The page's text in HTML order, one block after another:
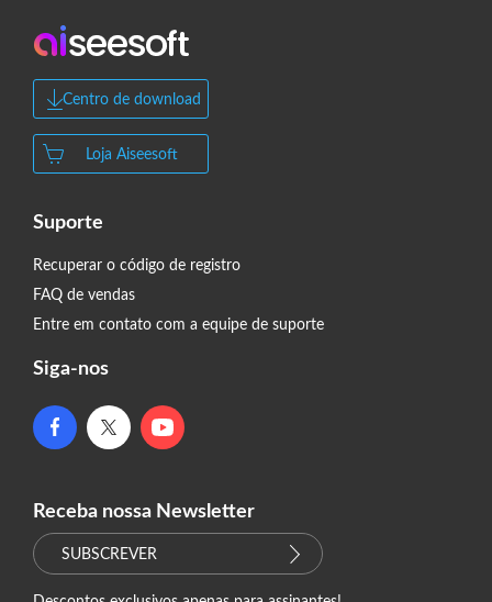
Centro de download
Loja Aiseesoft
Suporte
Recuperar o código de registro
FAQ de vendas
Entre em contato com a equipe de suporte
Siga-nos
Receba nossa Newsletter
SUBSCREVER